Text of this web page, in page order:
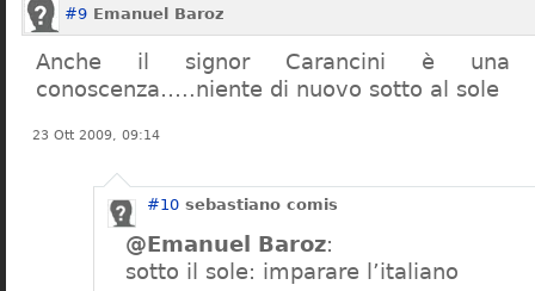
#9 Emanuel Baroz
Anche il signor Carancini è una
conoscenza…..niente di nuovo sotto al sole
23 Ott 2009, 09:14
#10 sebastiano comis
@Emanuel Baroz:
sotto il sole: imparare l’italiano